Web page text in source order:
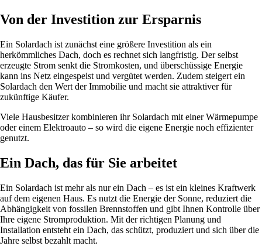
Von der Investition zur Ersparnis
Ein Solardach ist zunächst eine größere Investition als ein
herkömmliches Dach, doch es rechnet sich langfristig. Der selbst
erzeugte Strom senkt die Stromkosten, und überschüssige Energie
kann ins Netz eingespeist und vergütet werden. Zudem steigert ein
Solardach den Wert der Immobilie und macht sie attraktiver für
zukünftige Käufer.
Viele Hausbesitzer kombinieren ihr Solardach mit einer Wärmepumpe
oder einem Elektroauto – so wird die eigene Energie noch effizienter
genutzt.
Ein Dach, das für Sie arbeitet
Ein Solardach ist mehr als nur ein Dach – es ist ein kleines Kraftwerk
auf dem eigenen Haus. Es nutzt die Energie der Sonne, reduziert die
Abhängigkeit von fossilen Brennstoffen und gibt Ihnen Kontrolle über
Ihre eigene Stromproduktion. Mit der richtigen Planung und
Installation entsteht ein Dach, das schützt, produziert und sich über die
Jahre selbst bezahlt macht.